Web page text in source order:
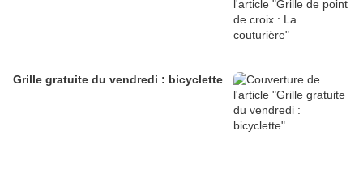
Grille gratuite du vendredi : bicyclette